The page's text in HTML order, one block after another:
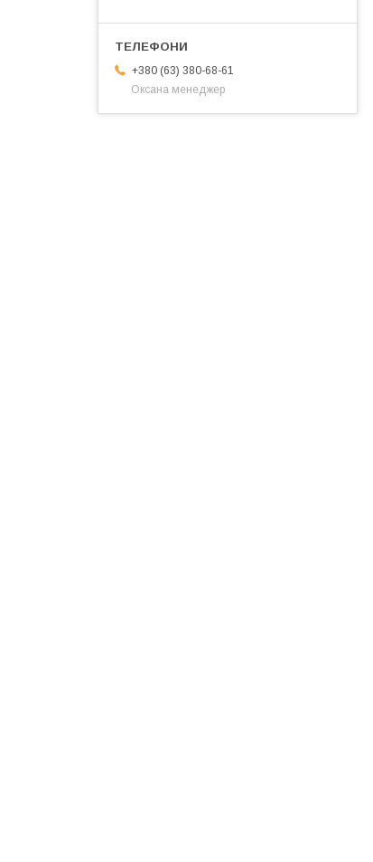
+380 (63) 380-68-61
Оксана менеджер